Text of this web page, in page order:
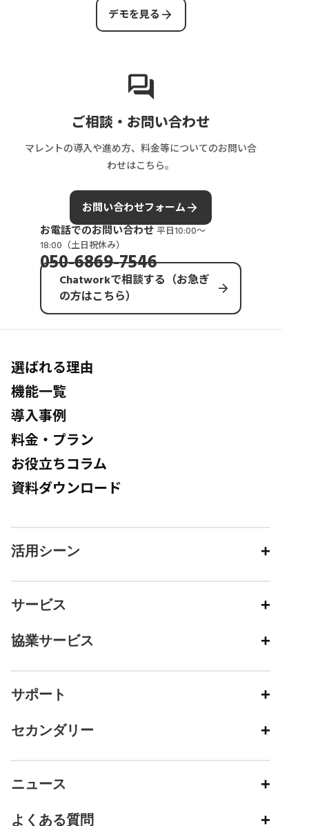
デモを見る arrow_forward
forum
ご相談・お問い合わせ
マレントの導入や進め方、料金等についてのお問い合
わせはこちら。
お問い合わせフォームarrow_forward
お電話でのお問い合わせ 平日10:00〜
18:00（土日祝休み）
050-6869-7546
Chatworkで相談する（お急ぎ
の方はこちら）
arrow_forward
選ばれる理由
機能一覧
導入事例
料金・プラン
お役立ちコラム
資料ダウンロード
活用シーン
サービス
協業サービス
サポート
セカンダリー
ニュース
よくある質問